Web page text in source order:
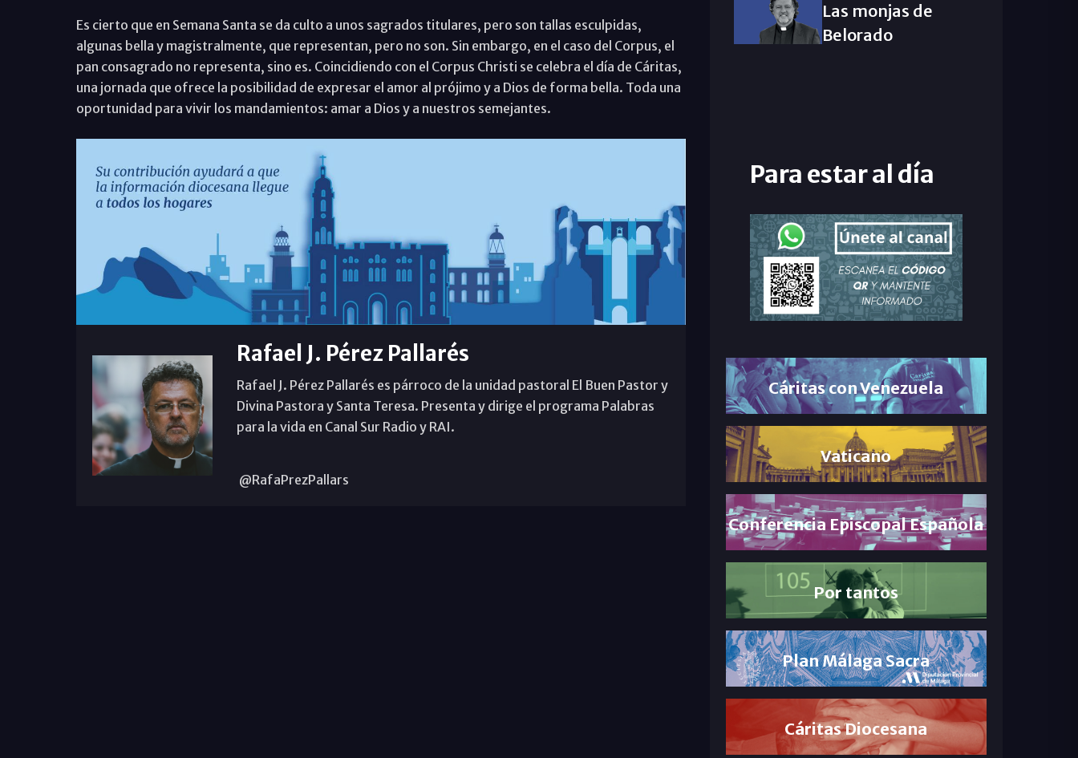
Es cierto que en Semana Santa se da culto a unos sagrados titulares, pero son tallas esculpidas,
algunas bella y magistralmente, que representan, pero no son. Sin embargo, en el caso del Corpus, el
pan consagrado no representa, sino es. Coincidiendo con el Corpus Christi se celebra el día de Cáritas,
una jornada que ofrece la posibilidad de expresar el amor al prójimo y a Dios de forma bella. Toda una
oportunidad para vivir los mandamientos: amar a Dios y a nuestros semejantes.
Rafael J. Pérez Pallarés
Rafael J. Pérez Pallarés es párroco de la unidad pastoral El Buen Pastor y
Divina Pastora y Santa Teresa. Presenta y dirige el programa Palabras
para la vida en Canal Sur Radio y RAI.
@RafaPrezPallars
Las monjas de
Belorado
Para estar al día
Cáritas con Venezuela
Vaticano
Conferencia Episcopal Española
Por tantos
Plan Málaga Sacra
Cáritas Diocesana